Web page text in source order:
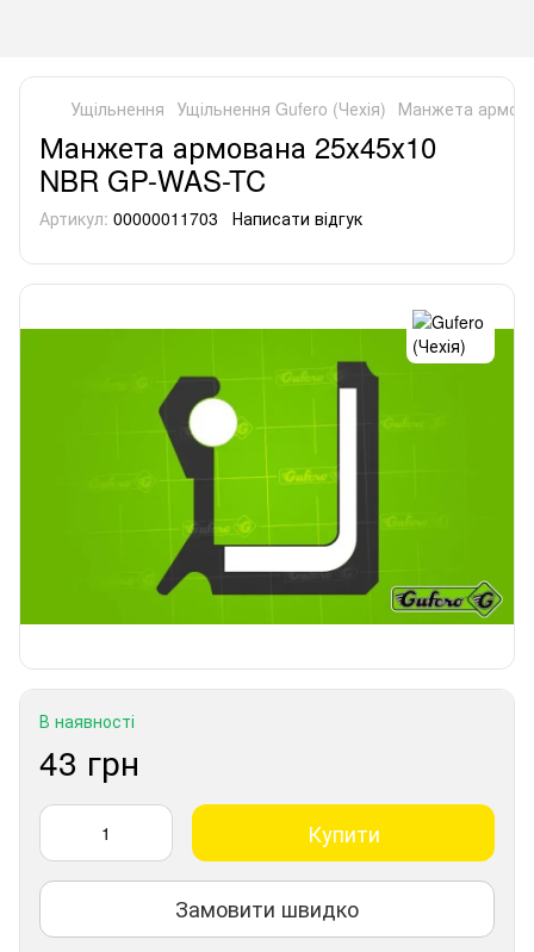
Ущільнення Ущільнення Gufero (Чехія) Манжета
Манжета армована 25х45х10
NBR GP-WAS-TC
Артикул: 00000011703 Написати відгук
В наявності
43 грн
Купити
Замовити швидко